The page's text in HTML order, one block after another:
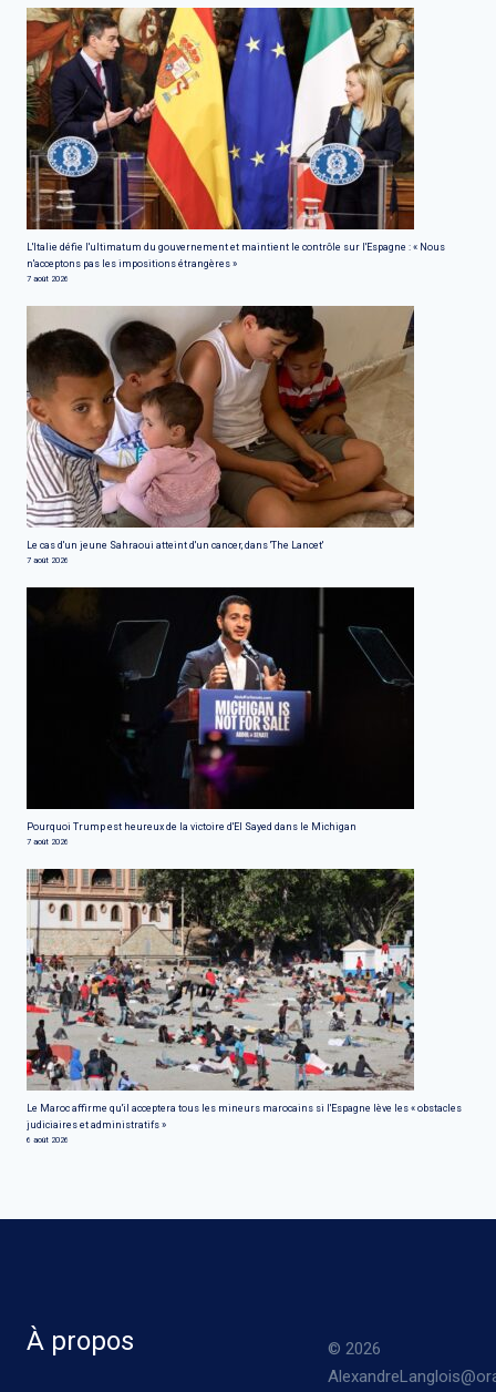
L'Italie défie l'ultimatum du gouvernement et maintient le contrôle sur l'Espagne : « Nous
n'acceptons pas les impositions étrangères »
7 août 2026
Le cas d'un jeune Sahraoui atteint d'un cancer, dans 'The Lancet'
7 août 2026
Pourquoi Trump est heureux de la victoire d'El Sayed dans le Michigan
7 août 2026
Le Maroc affirme qu'il acceptera tous les mineurs marocains si l'Espagne lève les « obstacles
judiciaires et administratifs »
6 août 2026
À propos
© 2026